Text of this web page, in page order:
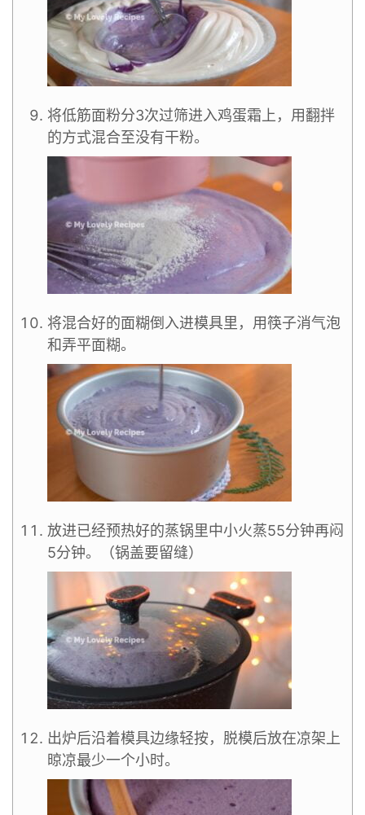
将低筋面粉分3次过筛进入鸡蛋霜上，用翻拌
的方式混合至没有干粉。
将混合好的面糊倒入进模具里，用筷子消气泡
和弄平面糊。
放进已经预热好的蒸锅里中小火蒸55分钟再闷
5分钟。（锅盖要留缝）
出炉后沿着模具边缘轻按，脱模后放在凉架上
晾凉最少一个小时。